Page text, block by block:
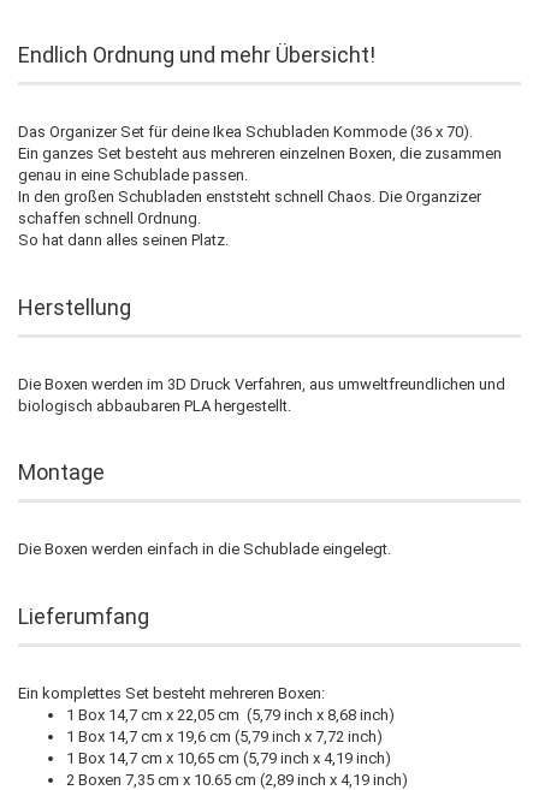
Endlich Ordnung und mehr Übersicht!
Das Organizer Set für deine Ikea Schubladen Kommode (36 x 70).
Ein ganzes Set besteht aus mehreren einzelnen Boxen, die zusammen
genau in eine Schublade passen.
In den großen Schubladen enststeht schnell Chaos. Die Organzizer
schaffen schnell Ordnung.
So hat dann alles seinen Platz.
Herstellung
Die Boxen werden im 3D Druck Verfahren, aus umweltfreundlichen und
biologisch abbaubaren PLA hergestellt.
Montage
Die Boxen werden einfach in die Schublade eingelegt.
Lieferumfang
Ein komplettes Set besteht mehreren Boxen:
1 Box 14,7 cm x 22,05 cm (5,79 inch x 8,68 inch)
1 Box 14,7 cm x 19,6 cm (5,79 inch x 7,72 inch)
1 Box 14,7 cm x 10,65 cm (5,79 inch x 4,19 inch)
2 Boxen 7,35 cm x 10.65 cm (2,89 inch x 4,19 inch)